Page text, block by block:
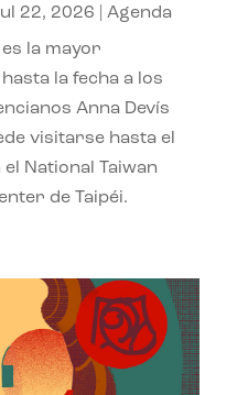
22, 2026 Agenda
es la mayor
la fecha a los
Anna Devís
visitarse hasta el
National Taiwan
de Taipéi.